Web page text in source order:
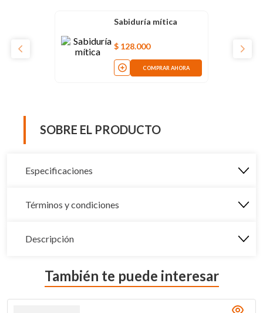
Sabiduría mítica
$ 128.000
COMPRAR AHORA
SOBRE EL PRODUCTO
Especificaciones
Términos y condiciones
Descripción
También te puede interesar